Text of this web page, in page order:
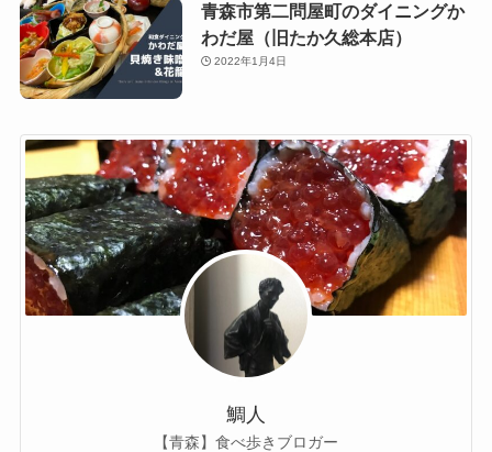
青森市第二問屋町のダイニングか
わだ屋（旧たか久総本店）
2022年1月4日
鯛人
【青森】食べ歩きブロガー